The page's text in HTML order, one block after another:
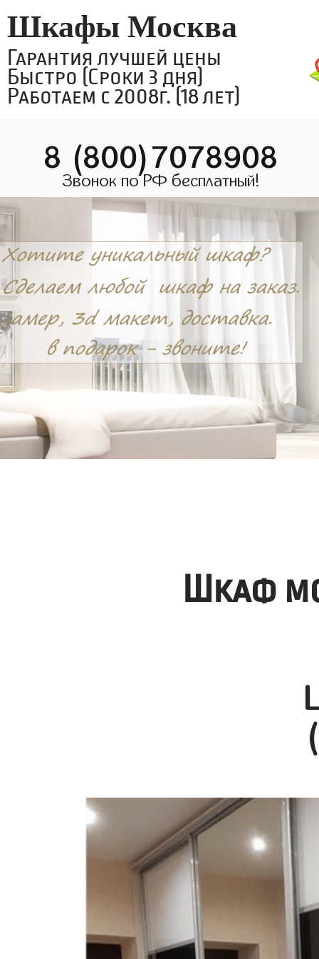
Шкафы Москва
Гарантия лучшей цены
Быстро (Сроки 3 дня)
Работаем с 2008г. (18 лет)
8 (800)7078908
Звонок по РФ бесплатный!
Шкаф